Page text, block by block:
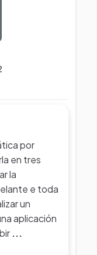
por
en tres
la
e toda
un
aplicación
...